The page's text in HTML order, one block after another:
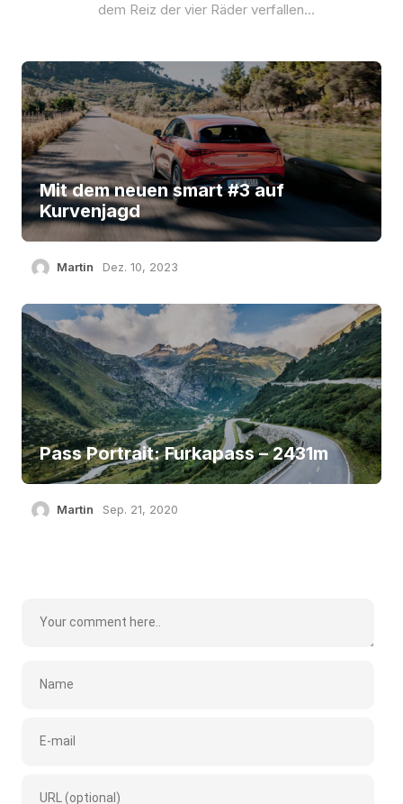
dem Reiz der vier Räder verfallen…
Mit dem neuen smart #3 auf
Kurvenjagd
Martin Dez. 10, 2023
Pass Portrait: Furkapass – 2431m
Martin Sep. 21, 2020